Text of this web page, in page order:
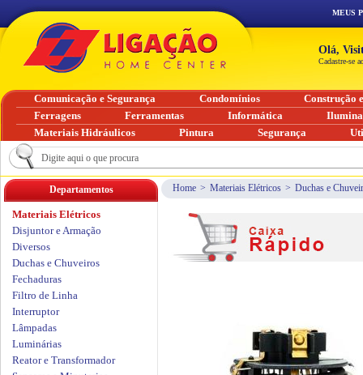
Home > Materiais Elétricos > Duchas e
Departamentos
Materiais Elétricos
Disjuntor e Armação
Diversos
Duchas e Chuveiros
Fechaduras
Filtro de Linha
Interruptor
Lâmpadas
Luminárias
Reator e Transformador
MEUS
Olá,
Cadastre-se
Comunicação e Segurança Condomínios
Construção
Ferragens
Ferramentas Informática
Materiais Hidráulicos
Pintura Segurança